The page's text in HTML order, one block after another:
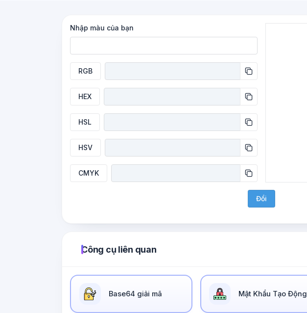
Nhập màu của bạn
RGB
HEX
HSL
HSV
CMYK
Đổi
Công cụ liên quan
Base64 giải mã Mật Khẩu Tạo Động